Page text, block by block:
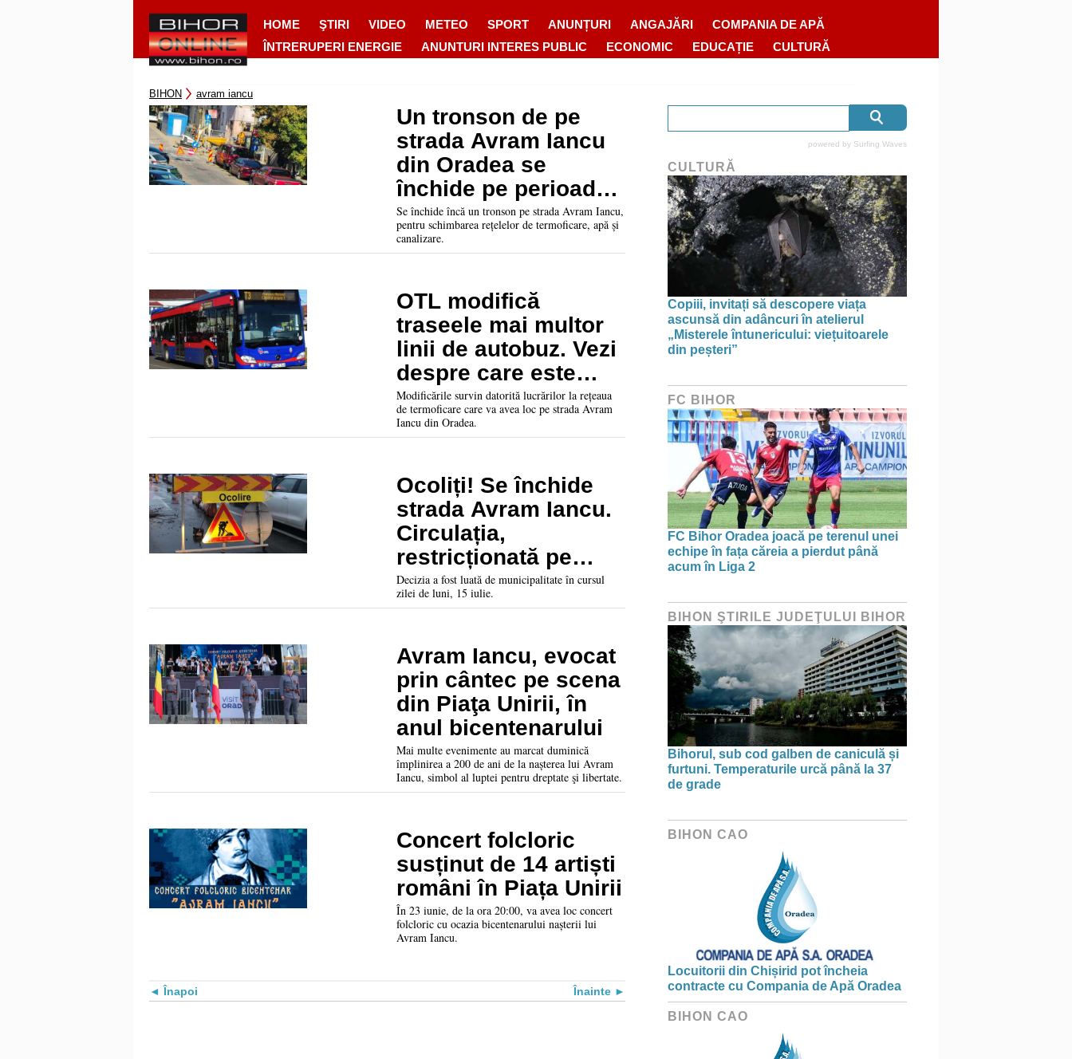
HOME ŞTIRI VIDEO METEO SPORT ANUNȚURI ANGAJĂRI
COMPANIA DE APĂ
ÎNTRERUPERI ENERGIE
ANUNTURI INTERES PUBLIC ECONOMIC EDUCAȚIE CULTURĂ
BIHON avram iancu
Un tronson de pe
strada Avram Iancu
din Oradea se
închide pe perioada
verii
Se închide încă un tronson pe strada Avram Iancu,
pentru schimbarea rețelelor de termoficare, apă și
canalizare.
OTL modifică
traseele mai multor
linii de autobuz. Vezi
despre care este
vorba
Modificările survin datorită lucrărilor la rețeaua
de termoficare care va avea loc pe strada Avram
Iancu din Oradea.
Ocoliți! Se închide
strada Avram Iancu.
Circulația,
restricționată pe
strada Aviatorilor
Decizia a fost luată de municipalitate în cursul
zilei de luni, 15 iulie.
Avram Iancu, evocat
prin cântec pe scena
din Piaţa Unirii, în
anul bicentenarului
Mai multe evenimente au marcat duminică
împlinirea a 200 de ani de la nașterea lui Avram
Iancu, simbol al luptei pentru dreptate şi libertate.
Concert folcloric
susținut de 14 artiști
români în Piața Unirii
În 23 iunie, de la ora 20:00, va avea loc concert
folcloric cu ocazia bicentenarului nașterii lui
Avram Iancu.
Înapoi Înainte
powered by Surfing Waves
CULTURĂ
Copiii, invitați să descopere viața
ascunsă din adâncuri în atelierul
„Misterele întunericului: viețuitoarele
din peșteri”
FC BIHOR
FC Bihor Oradea joacă pe terenul unei
echipe în fața căreia a pierdut până
acum în Liga 2
BIHON ŞTIRILE JUDEŢULUI BIHOR
Bihorul, sub cod galben de caniculă și
furtuni. Temperaturile urcă până la 37
de grade
BIHON CAO
Locuitorii din Chișirid pot încheia
contracte cu Compania de Apă Oradea
BIHON CAO